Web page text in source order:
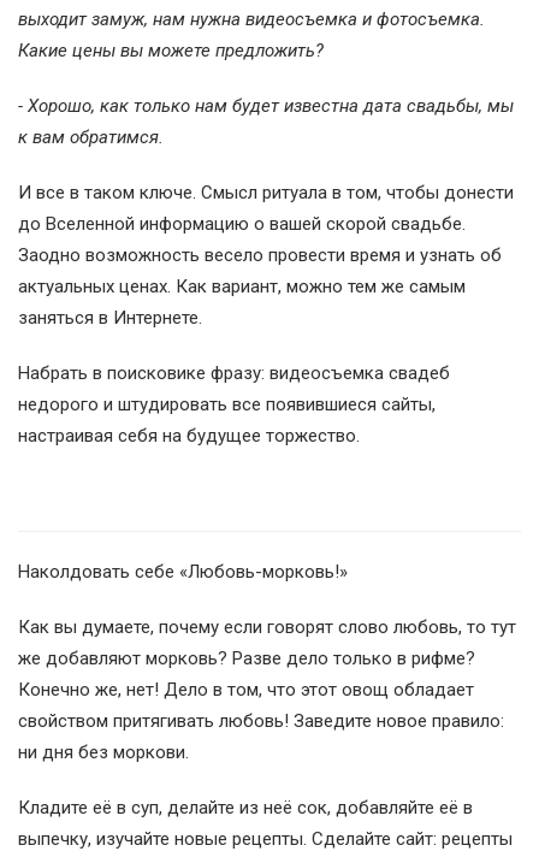
выходит замуж, нам нужна видеосъемка и фотосъемка.
Какие цены вы можете предложить?
- Хорошо, как только нам будет известна дата свадьбы, мы
к вам обратимся.
И все в таком ключе. Смысл ритуала в том, чтобы донести
до Вселенной информацию о вашей скорой свадьбе.
Заодно возможность весело провести время и узнать об
актуальных ценах. Как вариант, можно тем же самым
заняться в Интернете.
Набрать в поисковике фразу: видеосъемка свадеб
недорого и штудировать все появившиеся сайты,
настраивая себя на будущее торжество.
Наколдовать себе «Любовь-морковь!»
Как вы думаете, почему если говорят слово любовь, то тут
же добавляют морковь? Разве дело только в рифме?
Конечно же, нет! Дело в том, что этот овощ обладает
свойством притягивать любовь! Заведите новое правило:
ни дня без моркови.
Кладите её в суп, делайте из неё сок, добавляйте её в
выпечку, изучайте новые рецепты. Сделайте сайт: рецепты